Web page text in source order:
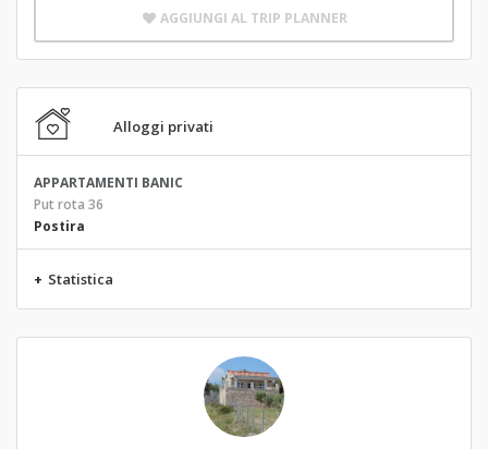
AGGIUNGI AL TRIP PLANNER
Alloggi privati
APPARTAMENTI BANIC
Put rota 36
Postira
+ Statistica